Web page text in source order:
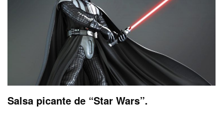
Salsa picante de “Star Wars”.